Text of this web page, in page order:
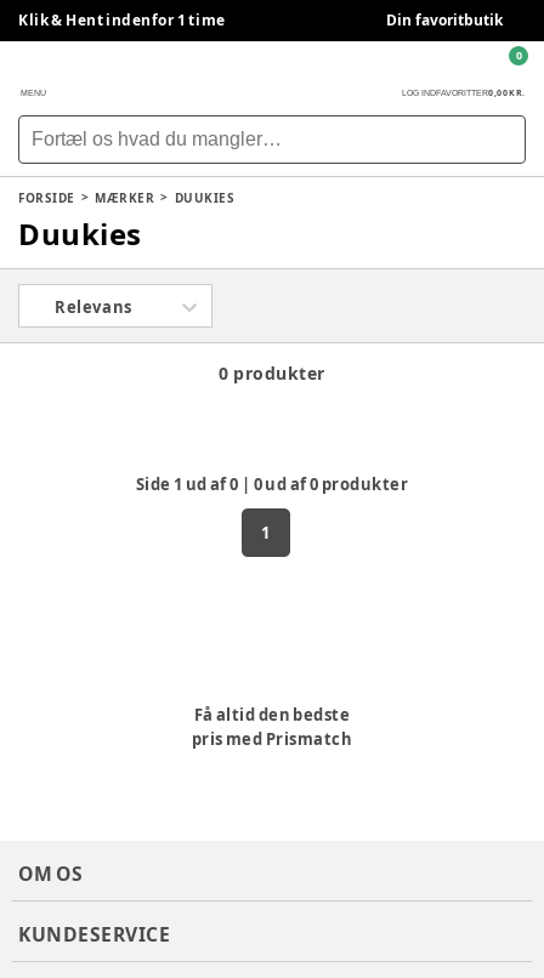
Klik & Hent indenfor 1 time Din favoritbutik
MENU LOG INDFAVORITTER0,00 KR.
0
FORSIDE MÆRKER DUUKIES
Duukies
Relevans
0 produkter
Side 1 ud af0 | 0ud af0 produkter
1
Få altid den bedste
pris med Prismatch
OM OS
KUNDESERVICE